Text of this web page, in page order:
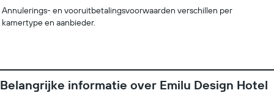
Annulerings- en vooruitbetalingsvoorwaarden verschillen per
kamertype en aanbieder.
Belangrijke informatie over Emilu Design Hotel